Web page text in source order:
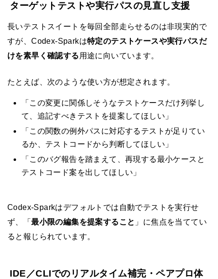
ターゲットテストや実行パスの見直し支援
長いテストスイートを毎回全部走らせるのは非現実的で
すが、Codex-Sparkは特定のテストケースや実行パスだ
けを素早く確認する 用途に向いています。
たとえば、次のような使い方が想定されます。
「この変更に関係しそうなテストケースだけ列挙し
て、追記すべきテストを提案してほしい」
「この関数の例外パスに対応するテストが足りてい
るか、テストコードから判断してほしい」
「このバグ報告を踏まえて、再現する最小ケースと
テストコード案を出してほしい」
Codex-Sparkはデフォルトでは自動でテストを実行せ
ず、「最小限の編集を提案すること 」に焦点を当ててい
ると報じられています。
IDE／CLIでのリアルタイム補完・ペアプロ体